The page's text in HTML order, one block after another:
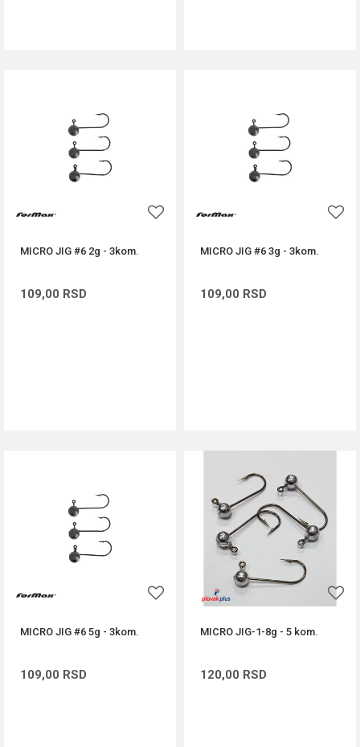
MICRO JIG #6 2g - 3kom.
109,00 RSD
MICRO JIG #6 3g - 3kom.
109,00 RSD
MICRO JIG #6 5g - 3kom.
109,00 RSD
MICRO JIG-1-8g - 5 kom.
120,00 RSD